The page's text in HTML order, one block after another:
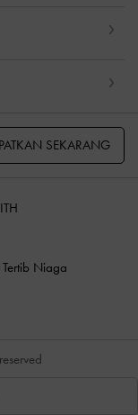
SEKARANG
Niaga